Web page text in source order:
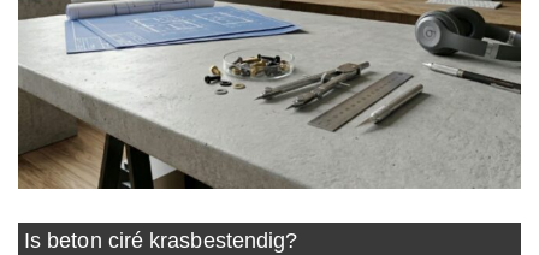
Is beton ciré krasbestendig?